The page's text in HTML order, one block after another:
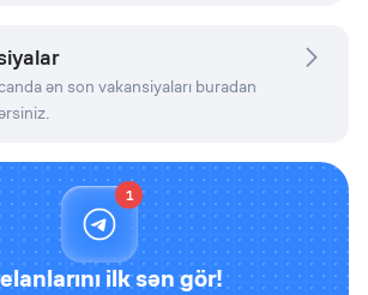
ən son vakansiyaları buradan
1
ilk sən gör!